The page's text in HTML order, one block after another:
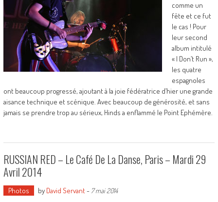
comme un
fête et ce fut
le cas ! Pour
leur second
album intitulé
« I Don’t Run »,
les quatre
espagnoles
ont beaucoup progressé, ajoutant à la joie fédératrice d’hier une grande
aisance technique et scénique. Avec beaucoup de générosité, et sans
jamais se prendre trop au sérieux, Hinds a enflammé le Point Ephémère.
RUSSIAN RED – Le Café De La Danse, Paris – Mardi 29
Avril 2014
Photos by David Servant- 7 mai 2014